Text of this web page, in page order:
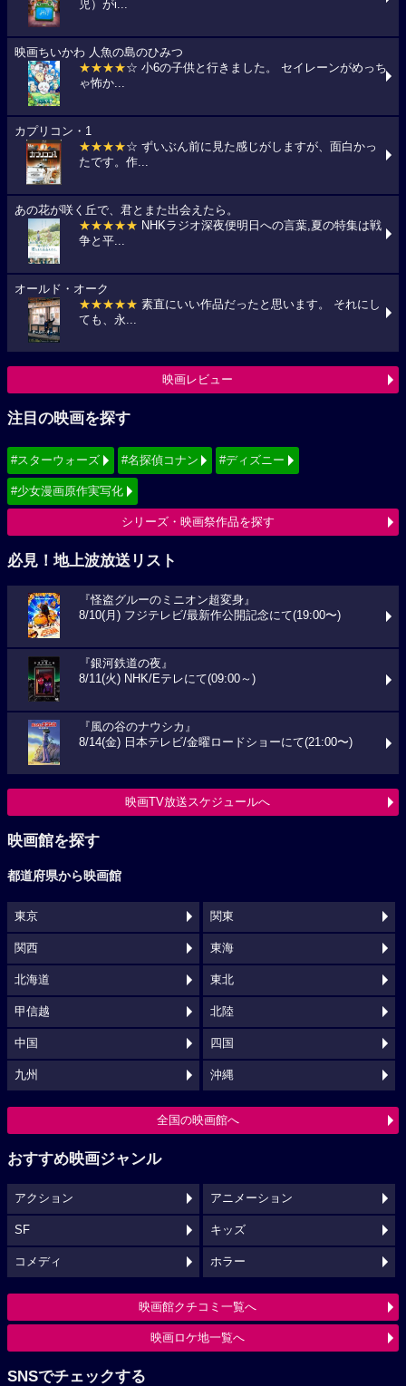
児）がi...
映画ちいかわ 人魚の島のひみつ
★★★★☆ 小6の子供と行きました。 セイレーンがめっち
ゃ怖か...
カプリコン・1
★★★★☆ ずいぶん前に見た感じがしますが、面白かっ
たです。作...
あの花が咲く丘で、君とまた出会えたら。
★★★★★ NHKラジオ深夜便明日への言葉,夏の特集は戦
争と平...
オールド・オーク
★★★★★ 素直にいい作品だったと思います。 それにし
ても、永...
映画レビュー
注目の映画を探す
#スターウォーズ #名探偵コナン #ディズニー
#少女漫画原作実写化
シリーズ・映画祭作品を探す
必見！地上波放送リスト
『怪盗グルーのミニオン超変身』
8/10(月) フジテレビ/最新作公開記念にて(19:00〜)
『銀河鉄道の夜』
8/11(火) NHK/Eテレにて(09:00～)
『風の谷のナウシカ』
8/14(金) 日本テレビ/金曜ロードショーにて(21:00〜)
映画TV放送スケジュールへ
映画館を探す
都道府県から映画館
東京 関東
関西 東海
北海道 東北
甲信越 北陸
中国 四国
九州 沖縄
全国の映画館へ
おすすめ映画ジャンル
アクション アニメーション
SF キッズ
コメディ ホラー
映画館クチコミ一覧へ
映画ロケ地一覧へ
SNSでチェックする